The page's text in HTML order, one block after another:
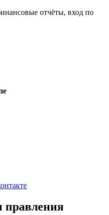
отчёты, вход по
правления